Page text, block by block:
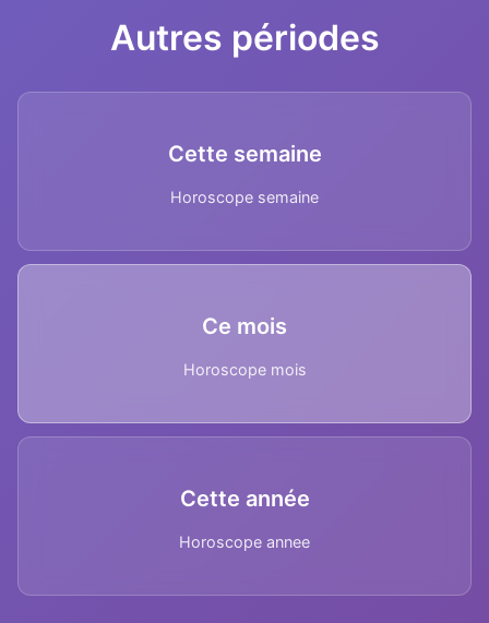
Autres périodes
Cette semaine
Horoscope semaine
Ce mois
Horoscope mois
Cette année
Horoscope annee